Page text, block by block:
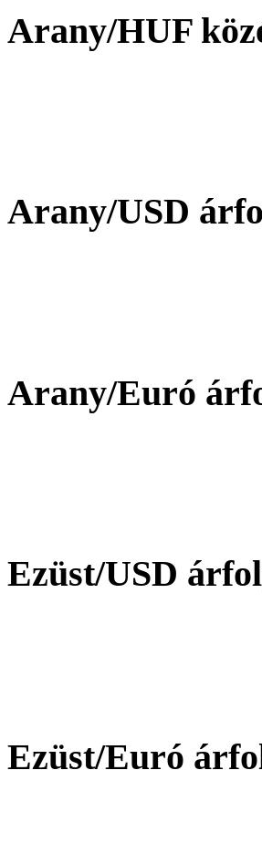
Arany/HUF
Arany/USD
Arany/Euró
Ezüst/USD
Ezüst/Euró